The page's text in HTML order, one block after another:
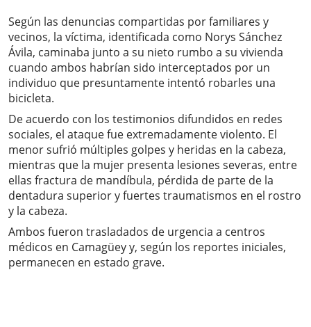
Según las denuncias compartidas por familiares y
vecinos, la víctima, identificada como Norys Sánchez
Ávila, caminaba junto a su nieto rumbo a su vivienda
cuando ambos habrían sido interceptados por un
individuo que presuntamente intentó robarles una
bicicleta.
De acuerdo con los testimonios difundidos en redes
sociales, el ataque fue extremadamente violento. El
menor sufrió múltiples golpes y heridas en la cabeza,
mientras que la mujer presenta lesiones severas, entre
ellas fractura de mandíbula, pérdida de parte de la
dentadura superior y fuertes traumatismos en el rostro
y la cabeza.
Ambos fueron trasladados de urgencia a centros
médicos en Camagüey y, según los reportes iniciales,
permanecen en estado grave.